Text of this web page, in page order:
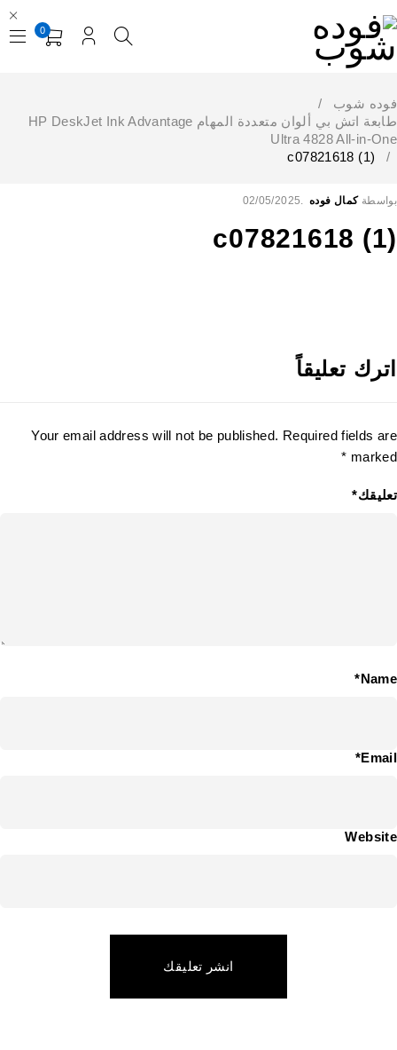
0
فوده شوب
/
طابعة اتش بي ألوان متعددة المهام HP DeskJet Ink Advantage
Ultra 4828 All-in-One
/
c07821618 (1)
بواسطة كمال فوده 02/05/2025
c07821618 (1)
اترك تعليقاً
Your email address will not be published. Required fields are
marked *
تعليقك*
Name*
Email*
Website
انشر تعليقك